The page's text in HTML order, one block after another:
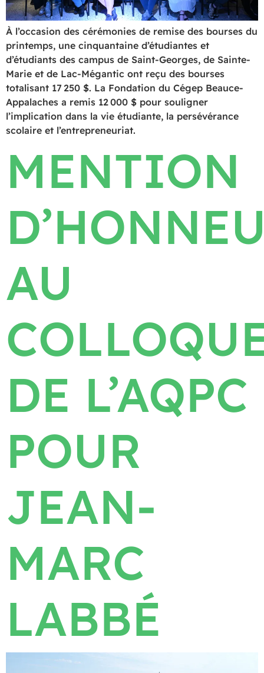
À l’occasion des cérémonies de remise des bourses du
printemps, une cinquantaine d’étudiantes et
d’étudiants des campus de Saint-Georges, de Sainte-
Marie et de Lac-Mégantic ont reçu des bourses
totalisant 17 250 $. La Fondation du Cégep Beauce-
Appalaches a remis 12 000 $ pour souligner
l’implication dans la vie étudiante, la persévérance
scolaire et l’entrepreneuriat.
MENTION
AU
DE L’AQPC
POUR
JEAN-
MARC
LABBÉ